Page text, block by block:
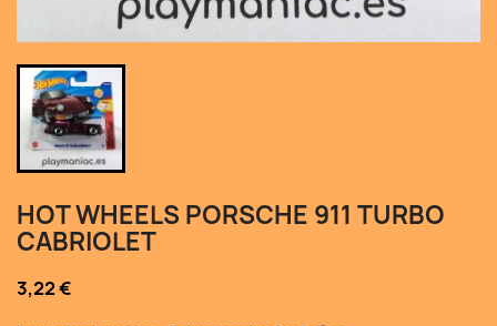
HOT WHEELS PORSCHE 911 TURBO
CABRIOLET
3,22 €